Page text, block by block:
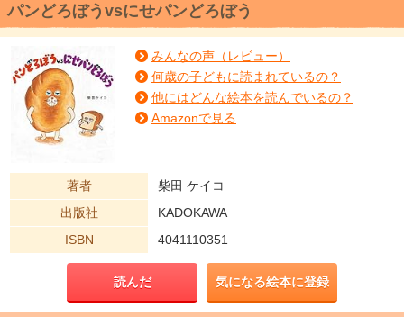
パンどろぼうvsにせパンどろぼう
みんなの声（レビュー）
何歳の子どもに読まれているの？
他にはどんな絵本を読んでいるの？
Amazonで見る
著者
柴田 ケイコ
出版社
KADOKAWA
ISBN
4041110351
読んだ 気になる絵本に登録